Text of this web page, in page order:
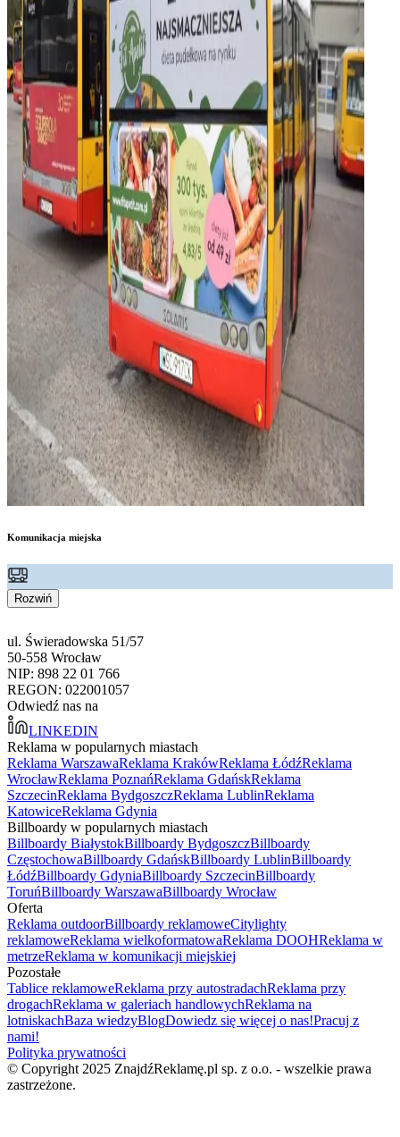
Komunikacja miejska
Rozwiń
ul. Świeradowska 51/57
50-558 Wrocław
NIP: 898 22 01 766
REGON: 022001057
Odwiedź nas na
LINKEDIN
Reklama w popularnych miastach
Reklama WarszawaReklama KrakówReklama ŁódźReklama
WrocławReklama PoznańReklama GdańskReklama
SzczecinReklama BydgoszczReklama LublinReklama
KatowiceReklama Gdynia
Billboardy w popularnych miastach
Billboardy BiałystokBillboardy BydgoszczBillboardy
CzęstochowaBillboardy GdańskBillboardy LublinBillboardy
ŁódźBillboardy GdyniaBillboardy SzczecinBillboardy
ToruńBillboardy WarszawaBillboardy Wrocław
Oferta
Reklama outdoorBillboardy reklamoweCitylighty
reklamoweReklama wielkoformatowaReklama DOOHReklama w
metrzeReklama w komunikacji miejskiej
Pozostałe
Tablice reklamoweReklama przy autostradachReklama przy
drogachReklama w galeriach handlowychReklama na
lotniskachBaza wiedzyBlogDowiedz się więcej o nas!Pracuj z
nami!
Polityka prywatności
© Copyright 2025 ZnajdźReklamę.pl sp. z o.o. - wszelkie prawa
zastrzeżone.